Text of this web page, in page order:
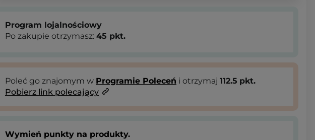
Program lojalnościowy
Po zakupie otrzymasz: 45 pkt.
Poleć go znajomym w Programie Poleceń i otrzymaj 112.5 pkt.
Pobierz link polecający
Wymień punkty na produkty.